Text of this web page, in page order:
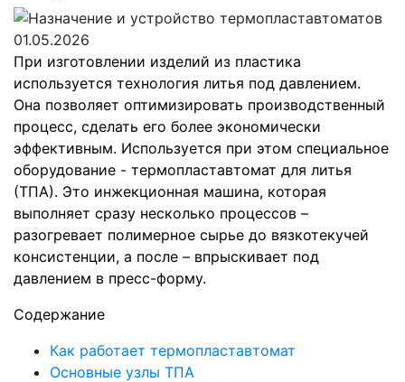
01.05.2026
При изготовлении изделий из пластика
используется технология литья под давлением.
Она позволяет оптимизировать производственный
процесс, сделать его более экономически
эффективным. Используется при этом специальное
оборудование - термопластавтомат для литья
(ТПА). Это инжекционная машина, которая
выполняет сразу несколько процессов –
разогревает полимерное сырье до вязкотекучей
консистенции, а после – впрыскивает под
давлением в пресс-форму.
Содержание
Как работает термопластавтомат
Основные узлы ТПА